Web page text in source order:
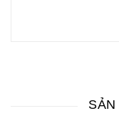
SẢN